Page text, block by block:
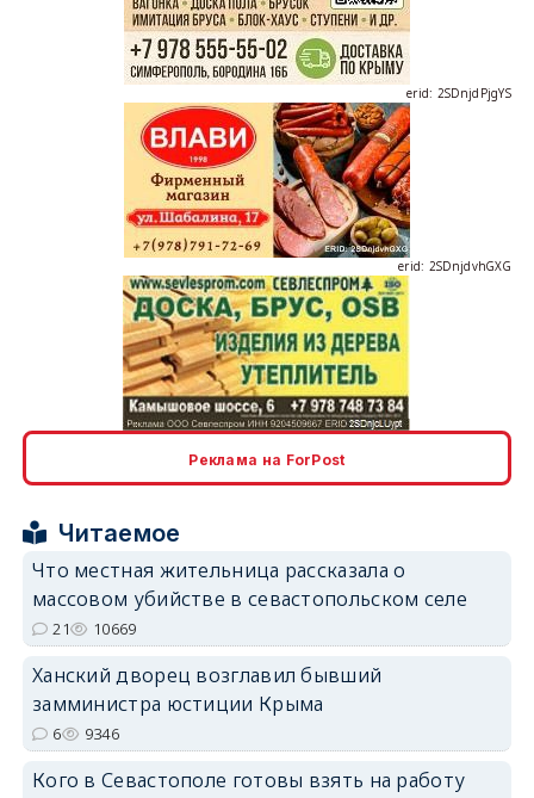
erid: 2SDnjdvhGXG
Реклама на ForPost
Читаемое
Что местная жительница рассказала о
массовом убийстве в севастопольском селе
21 10669
Ханский дворец возглавил бывший
замминистра юстиции Крыма
6 9346
Кого в Севастополе готовы взять на работу